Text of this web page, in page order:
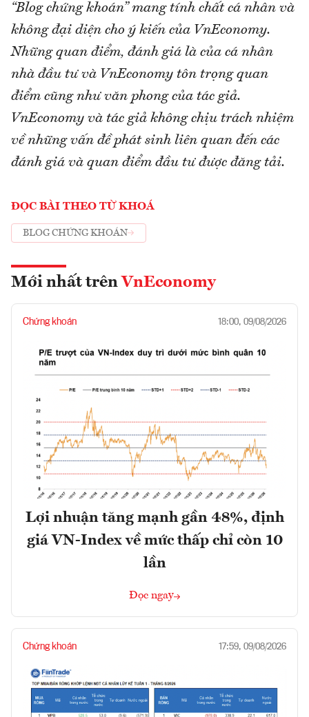
“Blog chứng khoán” mang tính chất cá nhân và
không đại diện cho ý kiến của VnEconomy.
Những quan điểm, đánh giá là của cá nhân
nhà đầu tư và VnEconomy tôn trọng quan
điểm cũng như văn phong của tác giả.
VnEconomy và tác giả không chịu trách nhiệm
về những vấn đề phát sinh liên quan đến các
đánh giá và quan điểm đầu tư được đăng tải.
ĐỌC BÀI THEO TỪ KHOÁ
BLOG CHỨNG KHOÁN
Mới nhất trên VnEconomy
Chứng khoán 18:00, 09/08/2026
Lợi nhuận tăng mạnh gần 48%, định
giá VN-Index về mức thấp chỉ còn 10
lần
Đọc ngay
Chứng khoán 17:59, 09/08/2026